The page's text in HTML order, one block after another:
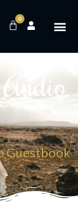
0
Audio
Guestbook